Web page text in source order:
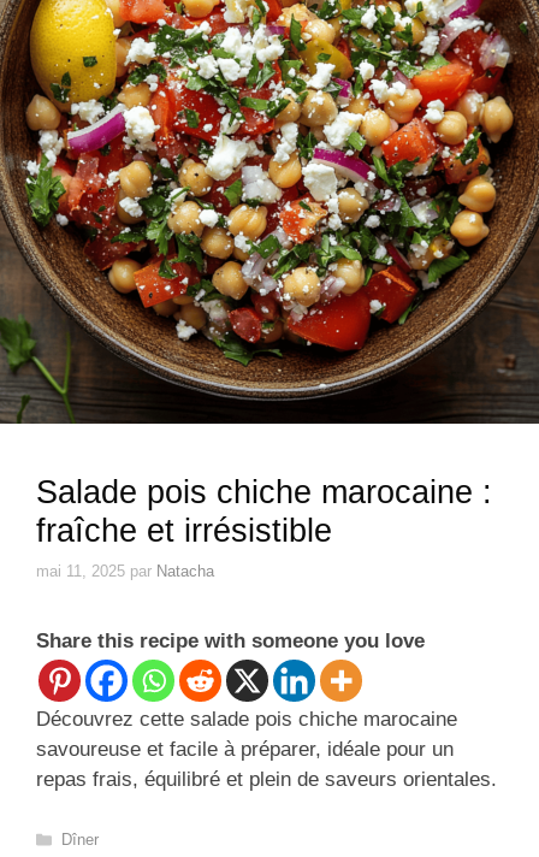
Salade pois chiche marocaine :
fraîche et irrésistible
mai 11, 2025 par Natacha
Share this recipe with someone you love
Découvrez cette salade pois chiche marocaine
savoureuse et facile à préparer, idéale pour un
repas frais, équilibré et plein de saveurs orientales.
Catégories
Dîner